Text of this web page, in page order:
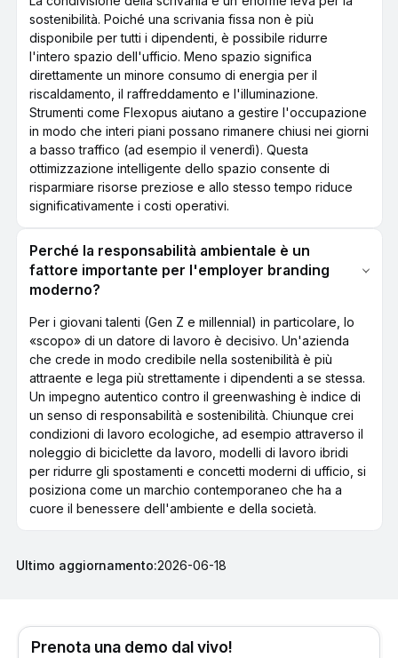
sostenibilità. Poiché una scrivania fissa non è più
disponibile per tutti i dipendenti, è possibile ridurre
l'intero spazio dell'ufficio. Meno spazio significa
direttamente un minore consumo di energia per il
riscaldamento, il raffreddamento e l'illuminazione.
Strumenti come Flexopus aiutano a gestire l'occupazione
in modo che interi piani possano rimanere chiusi nei giorni
a basso traffico (ad esempio il venerdì). Questa
ottimizzazione intelligente dello spazio consente di
risparmiare risorse preziose e allo stesso tempo riduce
significativamente i costi operativi.
Perché la responsabilità ambientale è un
fattore importante per l'employer branding
moderno?
Per i giovani talenti (Gen Z e millennial) in particolare, lo
«scopo» di un datore di lavoro è decisivo. Un'azienda
che crede in modo credibile nella sostenibilità è più
attraente e lega più strettamente i dipendenti a se stessa.
Un impegno autentico contro il greenwashing è indice di
un senso di responsabilità e sostenibilità. Chiunque crei
condizioni di lavoro ecologiche, ad esempio attraverso il
noleggio di biciclette da lavoro, modelli di lavoro ibridi
per ridurre gli spostamenti e concetti moderni di ufficio, si
posiziona come un marchio contemporaneo che ha a
cuore il benessere dell'ambiente e della società.
Ultimo aggiornamento:2026-06-18
Prenota una demo dal vivo!